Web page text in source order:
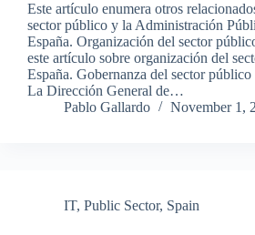
Este artículo enumera otros
sector público y la Administración
España. Organización del sector
este artículo sobre organización del
España. Gobernanza del sector público
La Dirección General de…
Pablo Gallardo
November 1,
IT, Public Sector, Spain